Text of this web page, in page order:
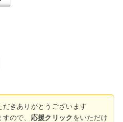
きありがとうございます
ので、 応援クリック をいただけ